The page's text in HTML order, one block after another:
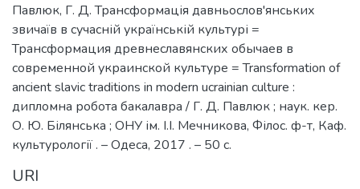
Павлюк, Г. Д. Трансформація давньослов'янських
звичаїв в сучасній українській культурі =
Трансформация древнеславянских обычаев в
современной украинской культуре = Transformation of
ancient slavic traditions in modern ucrainian culture :
дипломна робота бакалавра / Г. Д. Павлюк ; наук. кер.
О. Ю. Білянська ; ОНУ ім. І.І. Мечникова, Філос. ф-т, Каф.
культурології . – Одеса, 2017 . – 50 с.
URI